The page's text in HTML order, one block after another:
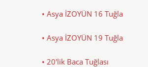
• Asya İZOYÜN 16 Tuğla
• Asya İZOYÜN 19 Tuğla
• 20'lik Baca Tuğlası